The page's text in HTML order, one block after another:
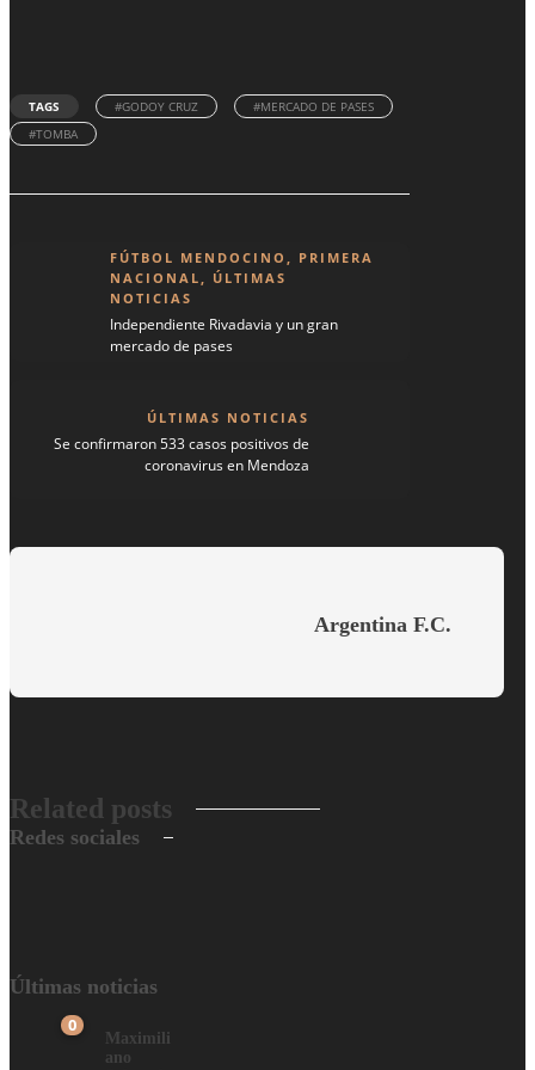
TAGS #GODOY CRUZ
#MERCADO DE PASES
#TOMBA
FÚTBOL MENDOCINO , PRIMERA
NACIONAL, ÚLTIMAS
NOTICIAS
Independiente Rivadavia y un gran
mercado de pases
ÚLTIMAS NOTICIAS
Se confirmaron 533 casos positivos de
coronavirus en Mendoza
Argentina F.C.
Related posts
Redes sociales
Últimas noticias
0
Maximili
ano